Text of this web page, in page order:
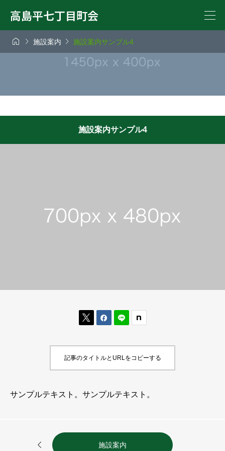
高島平七丁目町会
  施設案内  施設案内サンプル4
施設案内サンプル4
 
記事のタイトルとURLをコピーする
サンプルテキスト。サンプルテキスト。
 施設案内